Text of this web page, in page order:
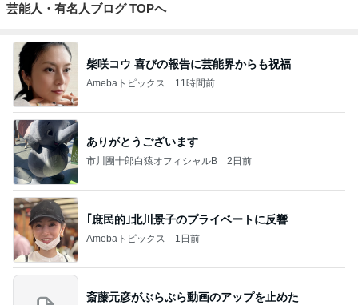
芸能人・有名人ブログ TOPへ
柴咲コウ 喜びの報告に芸能界からも祝福
Amebaトピックス 11時間前
ありがとうございます
市川團十郎白猿オフィシャルB 2日前
｢庶民的｣北川景子のプライベートに反響
Amebaトピックス 1日前
斎藤元彦がぶらぶら動画のアップを止めた